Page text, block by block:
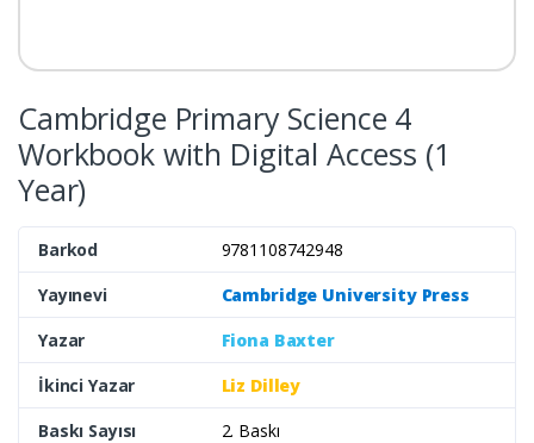
Cambridge Primary Science 4
Workbook with Digital Access (1
Year)
Barkod
9781108742948
Yayınevi
Cambridge University Press
Yazar
Fiona Baxter
İkinci Yazar
Liz Dilley
Baskı Sayısı
2. Baskı